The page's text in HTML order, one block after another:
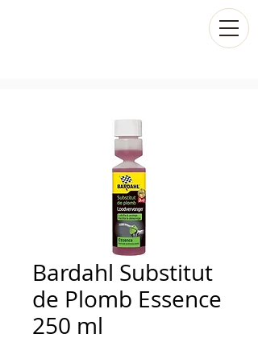
Bardahl Substitut
de Plomb Essence
250 ml